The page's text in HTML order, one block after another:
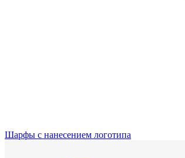
Шарфы с нанесением логотипа